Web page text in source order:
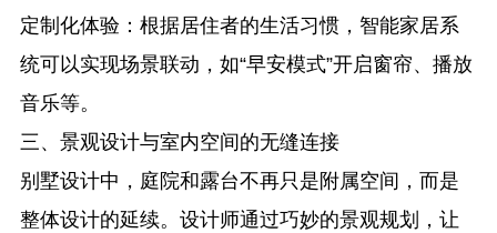
定制化体验 ：根据居住者的生活习惯，智能家居系
统可以实现场景联动，如“早安模式”开启窗帘、播放
音乐等。
三、景观设计与室内空间的无缝连接
别墅设计中，庭院和露台不再只是附属空间，而是
整体设计的延续。设计师通过巧妙的景观规划，让